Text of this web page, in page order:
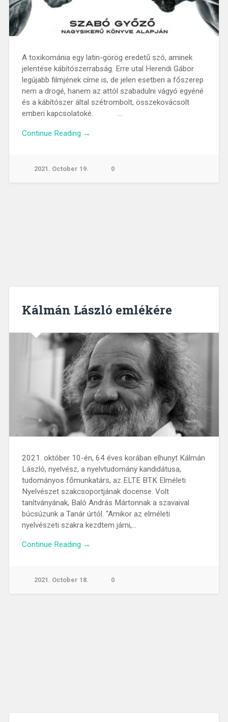
A toxikománia egy latin-görög eredetű szó, aminek
jelentése kábítószerrabság. Erre utal Herendi Gábor
legújabb filmjének címe is, de jelen esetben a főszerep
nem a drogé, hanem az attól szabadulni vágyó egyéné
és a kábítószer által szétrombolt, összekovácsolt
emberi kapcsolatoké. …
Continue Reading →
2021. October 19. 0
Kálmán László emlékére
2021. október 10-én, 64 éves korában elhunyt Kálmán
László, nyelvész, a nyelvtudomány kandidátusa,
tudományos főmunkatárs, az ELTE BTK Elméleti
Nyelvészet szakcsoportjának docense. Volt
tanítványának, Baló András Mártonnak a szavaival
búcsúzunk a Tanár úrtól. “Amikor az elméleti
nyelvészeti szakra kezdtem járni,…
Continue Reading →
2021. October 18. 0